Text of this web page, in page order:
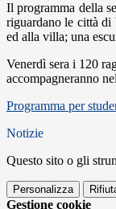
Il programma della
riguardano le città
ed alla villa; una
Venerdì sera i 120
accompagneranno
Programma per
Notizie
Questo sito o gli
Personalizza
Gestione cookie